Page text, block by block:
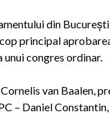
din
principal
unui congres ordinar.
van Baalen,
– Daniel